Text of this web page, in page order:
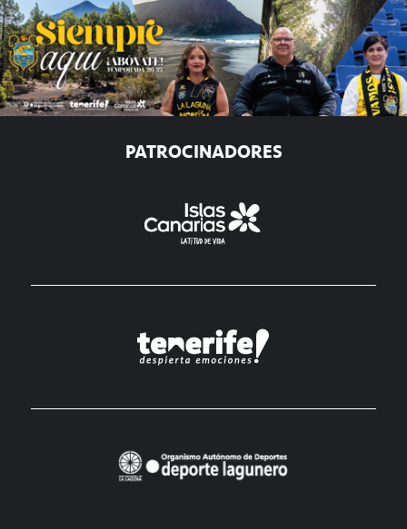
PATROCINADORES